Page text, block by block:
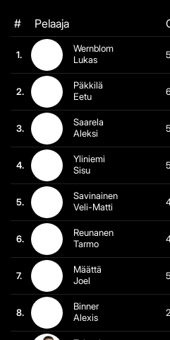
# Pelaaja
1.
Wernblom
Lukas
2.
Päkkilä
Eetu
3.
Saarela
Aleksi
4.
Yliniemi
Sisu
5.
Savinainen
Veli-Matti
6.
Reunanen
Tarmo
7.
Määttä
Joel
8.
Binner
Alexis